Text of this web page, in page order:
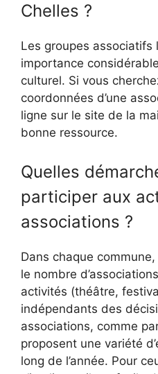
Chelles ?
Les groupes associatifs
importance
culturel. Si vous
coordonnées d’une
ligne sur le site de la
bonne ressource.
Quelles
participer aux
associations ?
Dans chaque
le nombre
activités (théâtre,
indépendants des
associations, comme
proposent une variété
long de l’année. Pour